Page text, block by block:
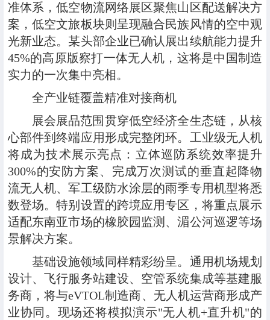
准体系，低空物流网络展区聚焦山区配送解决方
案，低空文旅板块则呈现融合民族风情的空中观
光新业态。某头部企业已确认展出续航能力提升
45%的高原版察打一体无人机，这将是中国制造
实力的一次集中亮相。
全产业链覆盖精准对接商机
展会展品范围贯穿低空经济全生态链，从核
心部件到终端应用形成完整闭环。工业级无人机
将成为技术展示亮点：立体巡防系统效率提升
300%的安防方案、完成万次测试的垂直起降物
流无人机、军工级防水涂层的雨季专用机型将悉
数登场。特别设置的跨境应用专区，将重点展示
适配东南亚市场的橡胶园监测、湄公河巡逻等场
景解决方案。
基础设施领域同样精彩纷呈。通用机场规划
设计、飞行服务站建设、空管系统集成等基建服
务商，将与eVTOL制造商、无人机运营商形成产
业协同。现场还将模拟演示"无人机+直升机"的